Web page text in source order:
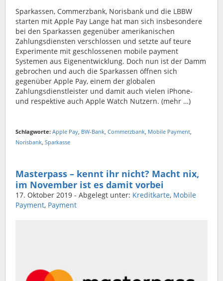
Sparkassen, Commerzbank, Norisbank und die LBBW
starten mit Apple Pay Lange hat man sich insbesondere
bei den Sparkassen gegenüber amerikanischen
Zahlungsdiensten verschlossen und setzte auf teure
Experimente mit geschlossenen mobile payment
Systemen aus Eigenentwicklung. Doch nun ist der Damm
gebrochen und auch die Sparkassen öffnen sich
gegenüber Apple Pay, einem der globalen
Zahlungsdienstleister und damit auch vielen iPhone-
und respektive auch Apple Watch Nutzern. (mehr …)
Schlagworte: Apple Pay BW-Bank Commerzbank Mobile Payment
Norisbank Sparkasse
Masterpass – kennt ihr nicht? Macht nix,
im November ist es damit vorbei
17. Oktober 2019 - Abgelegt unter: Kreditkarte, Mobile
Payment, Payment